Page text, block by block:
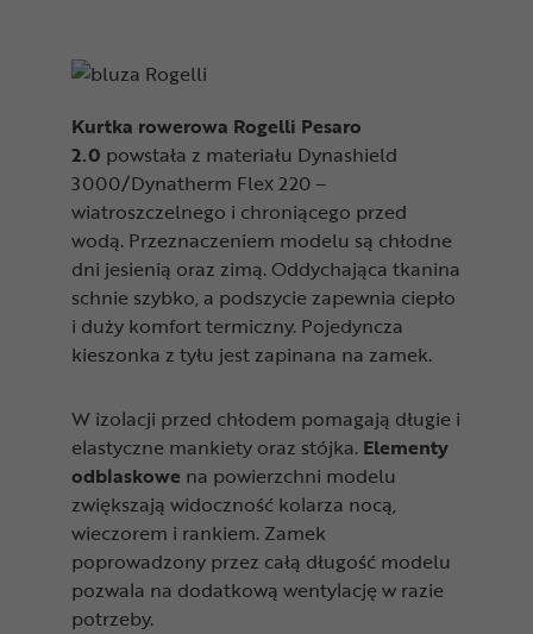
Kurtka rowerowa Rogelli Pesaro
2.0 powstała z materiału Dynashield
3000/Dynatherm Flex 220 –
wiatroszczelnego i chroniącego przed
wodą. Przeznaczeniem modelu są chłodne
dni jesienią oraz zimą. Oddychająca tkanina
schnie szybko, a podszycie zapewnia ciepło
i duży komfort termiczny. Pojedyncza
kieszonka z tyłu jest zapinana na zamek.
W izolacji przed chłodem pomagają długie i
elastyczne mankiety oraz stójka. Elementy
odblaskowe na powierzchni modelu
zwiększają widoczność kolarza nocą,
wieczorem i rankiem. Zamek
poprowadzony przez całą długość modelu
pozwala na dodatkową wentylację w razie
potrzeby.